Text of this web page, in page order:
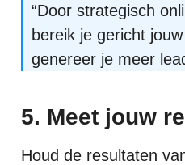
“Door strategisch
bereik je gericht
genereer je meer
5. Meet jouw
Houd de resultaten